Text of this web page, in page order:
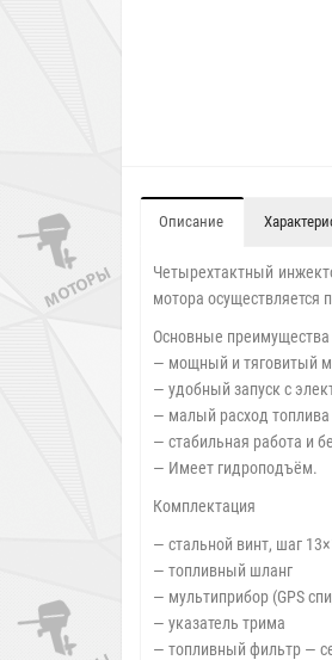
Описание
Четырехтактный
мотора осуществляется
Основные
— мощный и тяговитый
— удобный запуск с
— малый расход топлива
— стабильная работа и
— Имеет гидроподъём.
Комплектация
— стальной винт, шаг
— топливный шланг
— мультиприбор (GPS
— указатель трима
— топливный фильтр —